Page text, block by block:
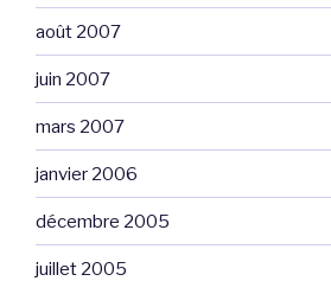
août 2007
juin 2007
mars 2007
janvier 2006
décembre 2005
juillet 2005